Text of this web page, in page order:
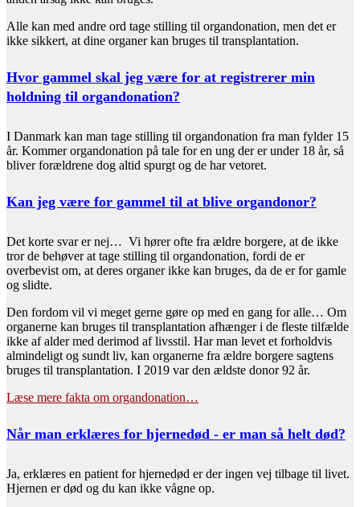
Alle kan med andre ord tage stilling til organdonation, men det er
ikke sikkert, at dine organer kan bruges til transplantation.
Hvor gammel skal jeg være for at registrerer min
holdning til organdonation?
I Danmark kan man tage stilling til organdonation fra man fylder 15
år. Kommer organdonation på tale for en ung der er under 18 år, så
bliver forældrene dog altid spurgt og de har vetoret.
Kan jeg være for gammel til at blive organdonor?
Det korte svar er nej… Vi hører ofte fra ældre borgere, at de ikke
tror de behøver at tage stilling til organdonation, fordi de er
overbevist om, at deres organer ikke kan bruges, da de er for gamle
og slidte.
Den fordom vil vi meget gerne gøre op med en gang for alle… Om
organerne kan bruges til transplantation afhænger i de fleste tilfælde
ikke af alder med derimod af livsstil. Har man levet et forholdvis
almindeligt og sundt liv, kan organerne fra ældre borgere sagtens
bruges til transplantation. I 2019 var den ældste donor 92 år.
Læse mere fakta om organdonation…
Når man erklæres for hjernedød - er man så helt død?
Ja, erklæres en patient for hjernedød er der ingen vej tilbage til livet.
Hjernen er død og du kan ikke vågne op.